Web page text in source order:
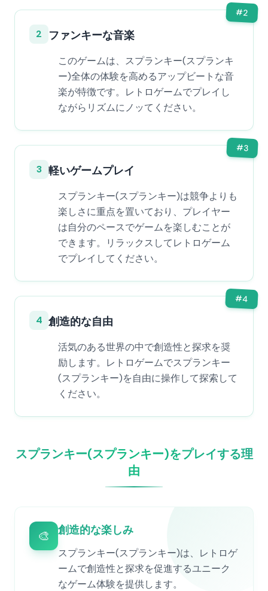
#2
2 ファンキーな音楽
このゲームは、スプランキー(スプランキ
ー)全体の体験を高めるアップビートな音
楽が特徴です。レトロゲームでプレイし
ながらリズムにノッてください。
#3
3 軽いゲームプレイ
スプランキー(スプランキー)は競争よりも
楽しさに重点を置いており、プレイヤー
は自分のペースでゲームを楽しむことが
できます。リラックスしてレトロゲーム
でプレイしてください。
#4
4 創造的な自由
活気のある世界の中で創造性と探求を奨
励します。レトロゲームでスプランキー
(スプランキー)を自由に操作して探索して
ください。
スプランキー(スプランキー)をプレイする理
由
🎨 創造的な楽しみ
スプランキー(スプランキー)は、レトロゲ
ームで創造性と探求を促進するユニーク
なゲーム体験を提供します。